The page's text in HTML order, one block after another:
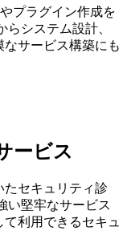
プラグイン作成を
システム設計、
サービス構築にも
ービス
たセキュリティ診
い堅牢なサービス
利用できるセキュ